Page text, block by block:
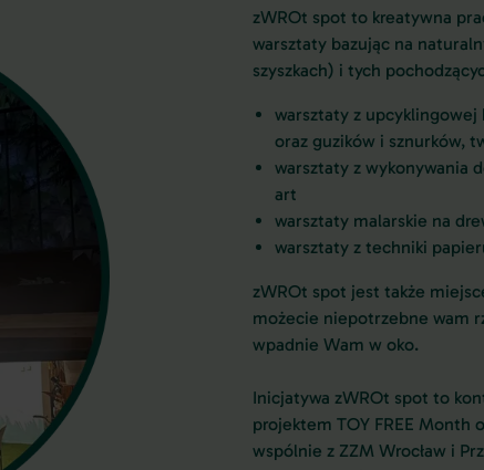
zWROt spot to kreatywna
warsztaty bazując na
szyszkach) i tych
warsztaty z
oraz guzików i sznurków,
warsztaty z wykonywania
art
warsztaty malarskie na
warsztaty z techniki
zWROt spot jest także
możecie niepotrzebne wam
wpadnie Wam w oko.
Inicjatywa zWROt spot to
projektem TOY FREE Month
wspólnie z ZZM Wrocław i